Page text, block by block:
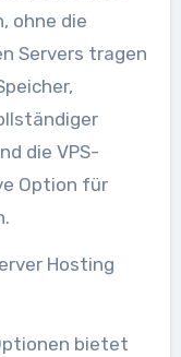
ohne die
Servers tragen
die VPS-
Option für
Hosting
bietet